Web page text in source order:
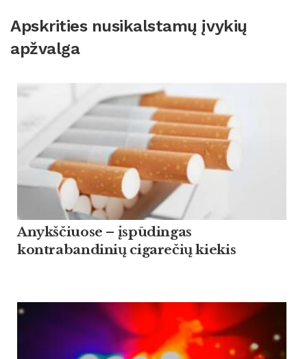
Apskrities nusikalstamų įvykių
apžvalga
Anykščiuose – įspūdingas
kontrabandinių cigarečių kiekis